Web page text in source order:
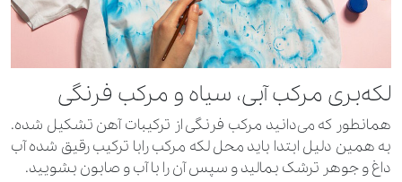
لکه‌بری مرکب آبی، سیاه و مرکب فرنگی
همانطور که می‌دانید مرکب فرنگی از ترکیبات آهن تشکیل شده.
به همین دلیل ابتدا باید محل لکه مرکب رابا ترکیب رقیق شده آب
داغ و جوهر ترشک بمالید و سپس آن را با آب و صابون بشویید.